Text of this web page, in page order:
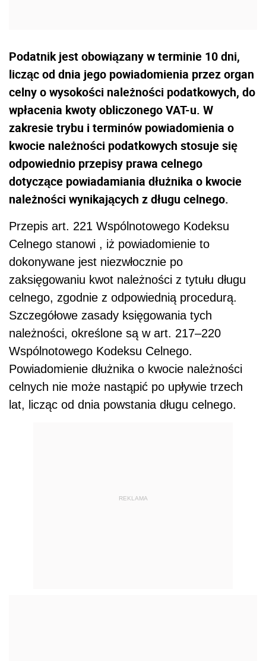
Podatnik jest obowiązany w terminie 10 dni,
licząc od dnia jego powiadomienia przez organ
celny o wysokości należności podatkowych, do
wpłacenia kwoty obliczonego VAT-u. W
zakresie trybu i terminów powiadomienia o
kwocie należności podatkowych stosuje się
odpowiednio przepisy prawa celnego
dotyczące powiadamiania dłużnika o kwocie
należności wynikających z długu celnego.
Przepis art. 221 Wspólnotowego Kodeksu
Celnego stanowi , iż powiadomienie to
dokonywane jest niezwłocznie po
zaksięgowaniu kwot należności z tytułu długu
celnego, zgodnie z odpowiednią procedurą.
Szczegółowe zasady księgowania tych
należności, określone są w art. 217–220
Wspólnotowego Kodeksu Celnego.
Powiadomienie dłużnika o kwocie należności
celnych nie może nastąpić po upływie trzech
lat, licząc od dnia powstania długu celnego.
REKLAMA